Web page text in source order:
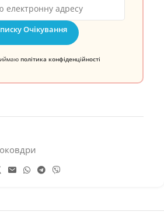
Очікування
політика конфіденційності